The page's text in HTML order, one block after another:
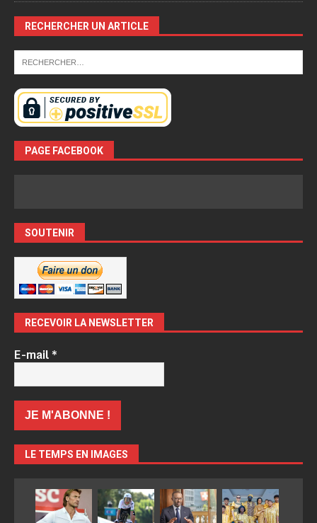
RECHERCHER UN ARTICLE
PAGE FACEBOOK
SOUTENIR
RECEVOIR LA NEWSLETTER
E-mail*
LE TEMPS EN IMAGES